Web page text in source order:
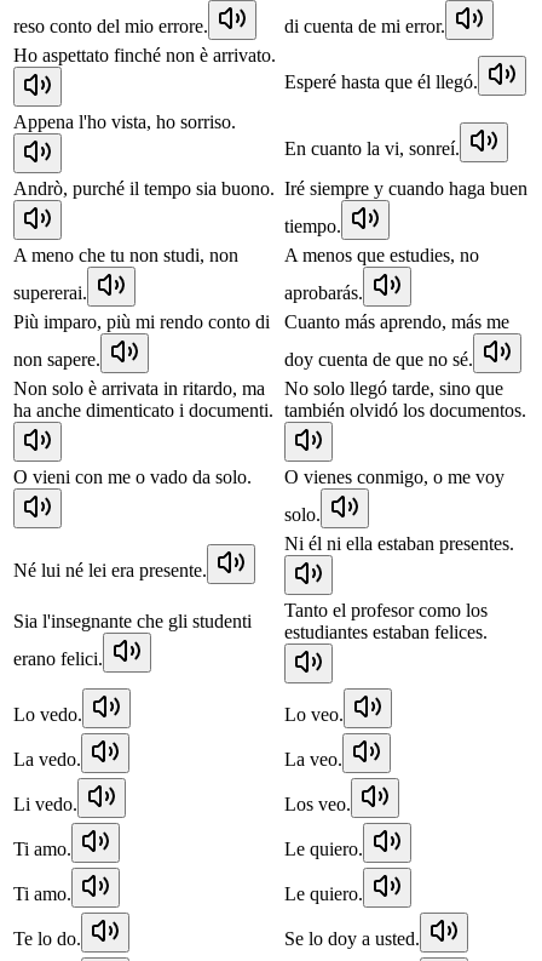
reso conto del mio errore.
di cuenta de mi error.
Ho aspettato finché non è arrivato.
Esperé hasta que él llegó.
Appena l'ho vista, ho sorriso.
En cuanto la vi, sonreí.
Andrò, purché il tempo sia buono. Iré siempre y cuando haga buen
tiempo.
A meno che tu non studi, non
supererai.
A menos que estudies, no
aprobarás.
Più imparo, più mi rendo conto di
non sapere.
Cuanto más aprendo, más me
doy cuenta de que no sé.
Non solo è arrivata in ritardo, ma
ha anche dimenticato i documenti.
No solo llegó tarde, sino que
también olvidó los documentos.
O vieni con me o vado da solo.
O vienes conmigo, o me voy
solo.
Né lui né lei era presente.
Ni él ni ella estaban presentes.
Sia l'insegnante che gli studenti
erano felici.
Tanto el profesor como los
estudiantes estaban felices.
Lo vedo. Lo veo.
La vedo. La veo.
Li vedo. Los veo.
Ti amo. Le quiero.
Ti amo. Le quiero.
Te lo do. Se lo doy a usted.